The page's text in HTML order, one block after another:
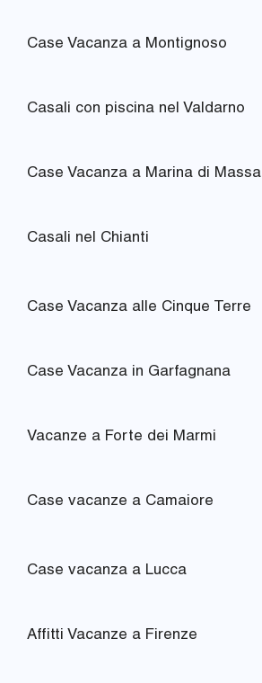
Case Vacanza a Montignoso
Casali con piscina nel Valdarno
Case Vacanza a Marina di Massa
Casali nel Chianti
Case Vacanza alle Cinque Terre
Case Vacanza in Garfagnana
Vacanze a Forte dei Marmi
Case vacanze a Camaiore
Case vacanza a Lucca
Affitti Vacanze a Firenze